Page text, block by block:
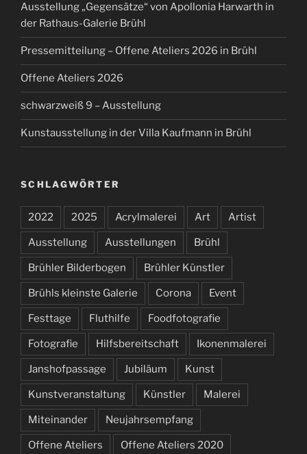
Ausstellung „Gegensätze“ von Apollonia Harwarth in
der Rathaus-Galerie Brühl
Pressemitteilung – Offene Ateliers 2026 in Brühl
Offene Ateliers 2026
schwarzweiß 9 – Ausstellung
Kunstausstellung in der Villa Kaufmann in Brühl
SCHLAGWÖRTER
2022 2025 Acrylmalerei Art Artist
Ausstellung Ausstellungen Brühl
Brühler Bilderbogen Brühler Künstler
Brühls kleinste Galerie Corona Event
Festtage Fluthilfe Foodfotografie
Fotografie Hilfsbereitschaft Ikonenmalerei
Janshofpassage Jubiläum Kunst
Kunstveranstaltung Künstler Malerei
Miteinander Neujahrsempfang
Offene Ateliers Offene Ateliers 2020